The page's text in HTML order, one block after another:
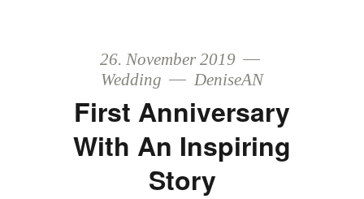
26. November 2019
Wedding
DeniseAN
First Anniversary
With An Inspiring
Story